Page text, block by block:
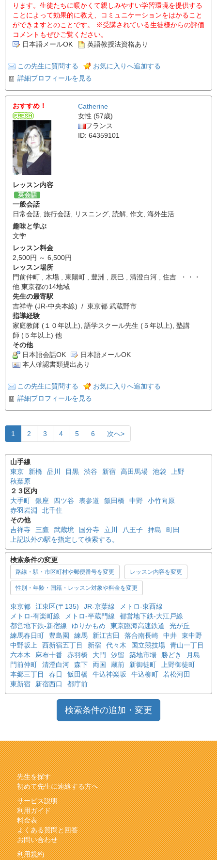
ります。生徒たちに暖かくて親しみやすい学習環境を提供する
ことによって効果的に教え、コミュニケーションをはかること
ができますとのことです。 ※受講されている生徒様からの評価
コメントもぜひご覧ください。
日本語メールOK
英語教授法資格あり
この先生に質問する
お気に入りへ追加する
詳細プロフィールを見る
おすすめ！
Catherine
女性 (57歳)
フランス
ID: 64359101
レッスン内容
英会話
一般会話
日常会話 旅行会話 リスニング 読解 作文 海外生活
趣味と学ぶ
文学
レッスン料金
2,500円 ～ 6,500円
レッスン場所
門前仲町 , 木場 , 東陽町 , 豊洲 , 辰巳 , 清澄白河 , 住吉 ・・・
他 東京都の14地域
先生の最寄駅
吉祥寺 (JR-中央本線) / 東京都 武蔵野市
指導経験
家庭教師 (１０年以上), 語学スクール先生 (５年以上), 塾講
師 (５年以上) 他
その他
日本語会話OK
日本語メールOK
本人確認書類提出あり
この先生に質問する
お気に入りへ追加する
詳細プロフィールを見る
1 2 3 4 5 6 次へ>
山手線
東京
新橋 品川 目黒 渋谷 新宿 高田馬場 池袋
上野
秋葉原
２３区内
大手町
銀座 四ツ谷 表参道 飯田橋 中野
小竹向原
赤羽岩淵
北千住
その他
吉祥寺
三鷹 武蔵境 国分寺 立川 八王子 拝島
町田
上記以外の駅を指定して検索する。
検索条件の変更
路線・駅・市区町村や郵便番号を変更 レッスン内容を変更
性別・年齢・国籍・レッスン対象や料金を変更
東京都 江東区(〒135) JR-京葉線
メトロ-東西線
メトロ-有楽町線
メトロ-半蔵門線
都営地下鉄-大江戸線
都営地下鉄-新宿線
ゆりかもめ 東京臨海高速鉄道
光が丘
練馬春日町
豊島園 練馬 新江古田 落合南長崎 中井
東中野
中野坂上
西新宿五丁目 新宿 代々木 国立競技場
青山一丁目
六本木
麻布十番 赤羽橋 大門 汐留 築地市場 勝どき
月島
門前仲町
清澄白河 森下 両国 蔵前 新御徒町
上野御徒町
本郷三丁目
春日 飯田橋 牛込神楽坂 牛込柳町
若松河田
東新宿
新宿西口 都庁前
検索条件の追加・変更
先生を探す
初めて先生に連絡する方へ
サービス説明
利用ガイド
料金表
よくある質問と回答
お問い合わせ
利用規約